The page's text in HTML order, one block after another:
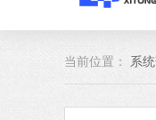
当前位置： 系